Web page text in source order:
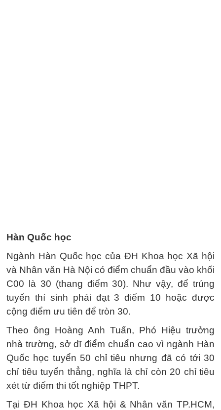
Hàn Quốc học
Ngành Hàn Quốc học của ĐH Khoa học Xã hội
và Nhân văn Hà Nội có điểm chuẩn đầu vào khối
C00 là 30 (thang điểm 30). Như vậy, để trúng
tuyển thí sinh phải đạt 3 điểm 10 hoặc được
cộng điểm ưu tiên để tròn 30.
Theo ông Hoàng Anh Tuấn, Phó Hiệu trưởng
nhà trường, sở dĩ điểm chuẩn cao vì ngành Hàn
Quốc học tuyển 50 chỉ tiêu nhưng đã có tới 30
chỉ tiêu tuyển thẳng, nghĩa là chỉ còn 20 chỉ tiêu
xét từ điểm thi tốt nghiệp THPT.
Tại ĐH Khoa học Xã hội & Nhân văn TP.HCM,